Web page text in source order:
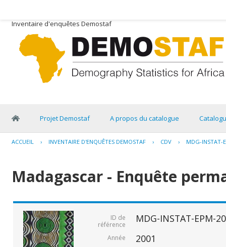
Inventaire d'enquêtes Demostaf
Projet Demostaf A propos du catalogue
ACCUEIL › INVENTAIRE D'ENQUÊTES DEMOSTAF › CDV › MDG-INSTAT-
Madagascar - Enquête
ID de
référence
MDG-INSTAT-EPM-
Année 2001